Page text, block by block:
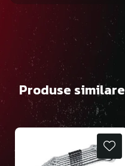
Produse similare